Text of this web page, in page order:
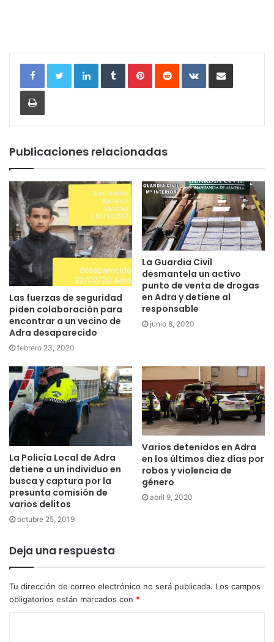
LinkedInTumblrPinterestReddit VKontakteCompartir por correo
Imprimir
Publicaciones relacionadas
Las fuerzas de seguridad
piden colaboración para
encontrar a un vecino de
Adra desaparecido
febrero 23, 2020
La Guardia Civil
desmantela un activo
punto de venta de drogas
en Adra y detiene al
responsable
junio 8, 2020
La Policía Local de Adra
detiene a un individuo en
busca y captura por la
presunta comisión de
varios delitos
octubre 25, 2019
Varios detenidos en Adra
en los últimos diez días por
robos y violencia de
género
abril 9, 2020
Deja una respuesta
Tu dirección de correo electrónico no será publicada. Los campos
obligatorios están marcados con *